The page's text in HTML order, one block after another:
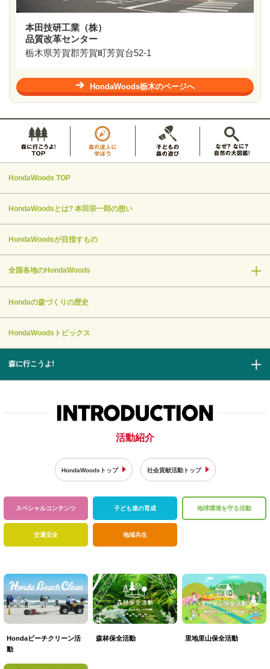
本田技研工業（株）
品質改革センター
栃木県芳賀郡芳賀町芳賀台52-1
HondaWoods栃木のページへ
HondaWoods TOP
HondaWoodsとは? 本田宗一郎の想い
HondaWoodsが目指すもの
全国各地のHondaWoods
Hondaの森づくりの歴史
HondaWoodsトピックス
森に行こうよ!
活動紹介
HondaWoodsトップ 社会貢献活動トップ
スペシャルコンテンツ 子ども達の育成 地球環境を守る活動
交通安全 地域共生
Hondaビーチクリーン活
動
森林保全活動 里地里山保全活動